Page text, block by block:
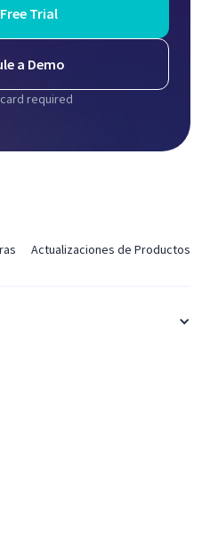
Trial
a Demo
required
Actualizaciones de Productos